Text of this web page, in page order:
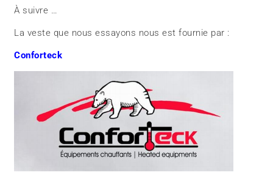
À suivre …
La veste que nous essayons nous est fournie par :
Conforteck